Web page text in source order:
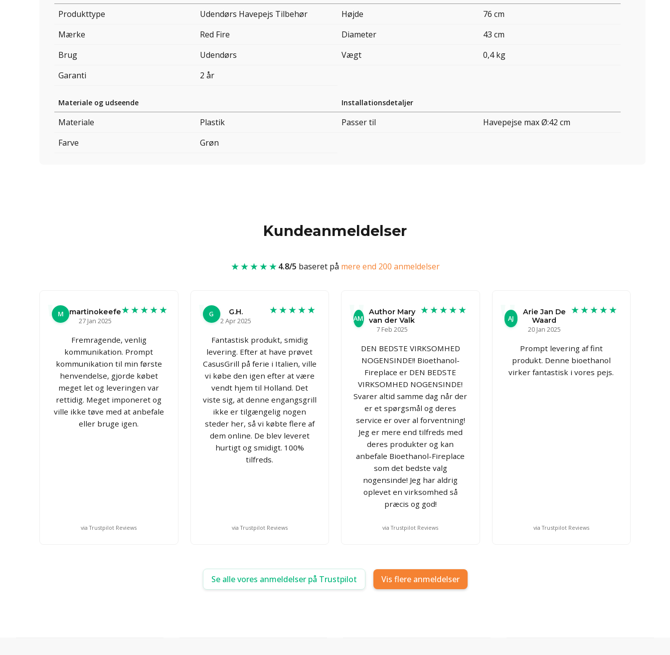
Produkttype
Udendørs Havepejs Tilbehør
Mærke
Red Fire
Brug
Udendørs
Garanti
2 år
Højde
76 cm
Diameter
43 cm
Vægt
0,4 kg
Materiale og udseende
Materiale
Plastik
Farve
Grøn
Installationsdetaljer
Passer til Havepejse max Ø:42 cm
Kundeanmeldelser
★★★★★4.8/5 baseret på mere end 200 anmeldelser
M
martinokeefe
27 Jan 2025
★★★★★
Fremragende, venlig
kommunikation. Prompt
kommunikation til min første
henvendelse, gjorde købet
meget let og leveringen var
rettidig. Meget imponeret og
ville ikke tøve med at anbefale
eller bruge igen.
via Trustpilot Reviews
G
G.H.
2 Apr 2025
★★★★★
Fantastisk produkt, smidig
levering. Efter at have prøvet
CasusGrill på ferie i Italien, ville
vi købe den igen efter at være
vendt hjem til Holland. Det
viste sig, at denne engangsgrill
ikke er tilgængelig nogen
steder her, så vi købte flere af
dem online. De blev leveret
hurtigt og smidigt. 100%
tilfreds.
via Trustpilot Reviews
AM
Author Mary
van der Valk
7 Feb 2025
★★★★★
DEN BEDSTE VIRKSOMHED
NOGENSINDE!! Bioethanol-
Fireplace er DEN BEDSTE
VIRKSOMHED NOGENSINDE!
Svarer altid samme dag når der
er et spørgsmål og deres
service er over al forventning!
Jeg er mere end tilfreds med
deres produkter og kan
anbefale Bioethanol-Fireplace
som det bedste valg
nogensinde! Jeg har aldrig
oplevet en virksomhed så
præcis og god!
via Trustpilot Reviews
AJ
Arie Jan De
Waard
20 Jan 2025
★★★★★
Prompt levering af fint
produkt. Denne bioethanol
virker fantastisk i vores pejs.
via Trustpilot Reviews
Se alle vores anmeldelser på Trustpilot Vis flere anmeldelser